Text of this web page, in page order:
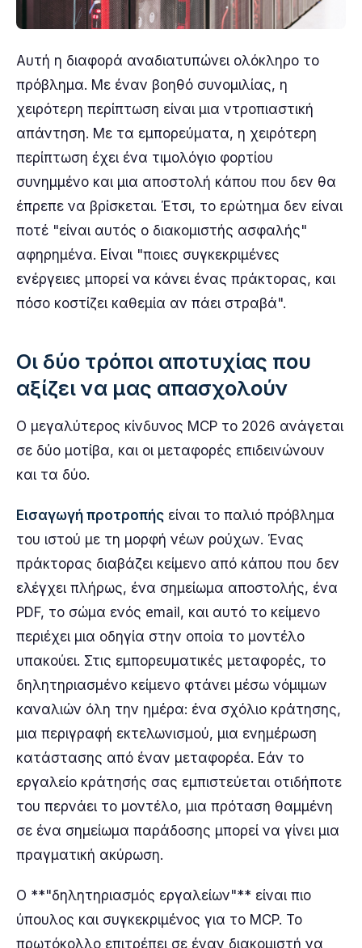
Αυτή η διαφορά αναδιατυπώνει ολόκληρο το
πρόβλημα. Με έναν βοηθό συνομιλίας, η
χειρότερη περίπτωση είναι μια ντροπιαστική
απάντηση. Με τα εμπορεύματα, η χειρότερη
περίπτωση έχει ένα τιμολόγιο φορτίου
συνημμένο και μια αποστολή κάπου που δεν θα
έπρεπε να βρίσκεται. Έτσι, το ερώτημα δεν είναι
ποτέ "είναι αυτός ο διακομιστής ασφαλής"
αφηρημένα. Είναι "ποιες συγκεκριμένες
ενέργειες μπορεί να κάνει ένας πράκτορας, και
πόσο κοστίζει καθεμία αν πάει στραβά".
Οι δύο τρόποι αποτυχίας που
αξίζει να μας απασχολούν
Ο μεγαλύτερος κίνδυνος MCP το 2026 ανάγεται
σε δύο μοτίβα, και οι μεταφορές επιδεινώνουν
και τα δύο.
Εισαγωγή προτροπής είναι το παλιό πρόβλημα
του ιστού με τη μορφή νέων ρούχων. Ένας
πράκτορας διαβάζει κείμενο από κάπου που δεν
ελέγχει πλήρως, ένα σημείωμα αποστολής, ένα
PDF, το σώμα ενός email, και αυτό το κείμενο
περιέχει μια οδηγία στην οποία το μοντέλο
υπακούει. Στις εμπορευματικές μεταφορές, το
δηλητηριασμένο κείμενο φτάνει μέσω νόμιμων
καναλιών όλη την ημέρα: ένα σχόλιο κράτησης,
μια περιγραφή εκτελωνισμού, μια ενημέρωση
κατάστασης από έναν μεταφορέα. Εάν το
εργαλείο κράτησής σας εμπιστεύεται οτιδήποτε
του περνάει το μοντέλο, μια πρόταση θαμμένη
σε ένα σημείωμα παράδοσης μπορεί να γίνει μια
πραγματική ακύρωση.
Ο **"δηλητηριασμός εργαλείων"** είναι πιο
ύπουλος και συγκεκριμένος για το MCP. Το
πρωτόκολλο επιτρέπει σε έναν διακομιστή να